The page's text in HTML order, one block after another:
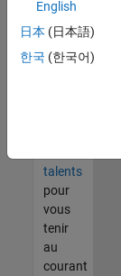
corresponde
à vos
talents
pour
vous
tenir
au
courant
English
日本 (日本語)
한국 (한국어)